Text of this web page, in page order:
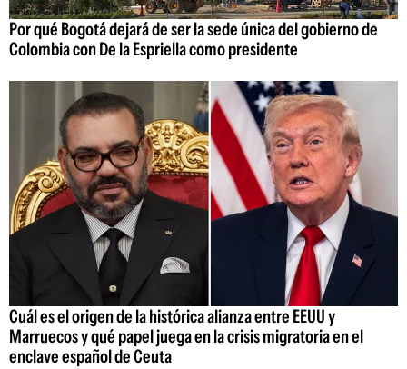
Por qué Bogotá dejará de ser la sede única del gobierno de
Colombia con De la Espriella como presidente
Cuál es el origen de la histórica alianza entre EEUU y
Marruecos y qué papel juega en la crisis migratoria en el
enclave español de Ceuta